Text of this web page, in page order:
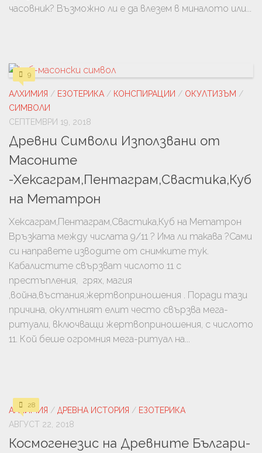
часовник? Възможно ли е да влезем в миналото или...
9
АЛХИМИЯ / ЕЗОТЕРИКА / КОНСПИРАЦИИ / ОКУЛТИЗЪМ /
СИМВОЛИ
СЕПТЕМВРИ 19, 2018
Древни Символи Използвани от
Масоните
-Хексаграм,Пентаграм,Свастика,Куб
на Метатрон
Хексаграм,Пентаграм,Свастика,Куб на Метатрон
Връзката между числата 9/11 ? Има ли такава ?Сами
си направете изводите от снимките тук.
Кабалистите свързват числото 11 с
престъпления, грях, магия
,война,въстания,жертвоприношения . Поради тази
причина, окултният елит често свързва мега-
ритуали, включващи жертвоприношения, с числото
11. Кой беше огромния мега-ритуал на...
28
АЛХИМИЯ / ДРЕВНА ИСТОРИЯ / ЕЗОТЕРИКА
АВГУСТ 22, 2018
Космогенезис на Древните Българи-